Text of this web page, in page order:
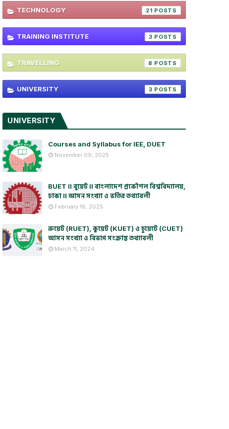
TECHNOLOGY 21
TRAINING INSTITUTE 3
TRAVELLING 8
UNIVERSITY 3
UNIVERSITY
Courses and Syllabus for IEE, DUET
November 09, 2025
BUET ll বুয়েট ll বাংলাদেশ প্রকৌশল বিশ্ববিদ্যালয়,
ঢাকা ll আসন সংখ্যা ও ভর্তির তথ্যাবলী
February 16, 2025
রুয়েট (RUET), কুয়েট (KUET) ও চুয়েটে (CUET)
আসন সংখ্যা ও বিভাগ সংক্রান্ত তথ্যাবলী
March 11, 2024